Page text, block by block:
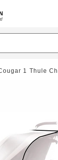
1 Thule